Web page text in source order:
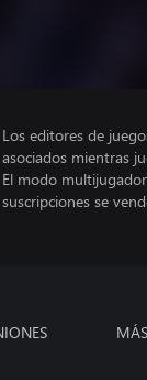
Los editores de
asociados mientras
El modo
suscripciones se
MÁS